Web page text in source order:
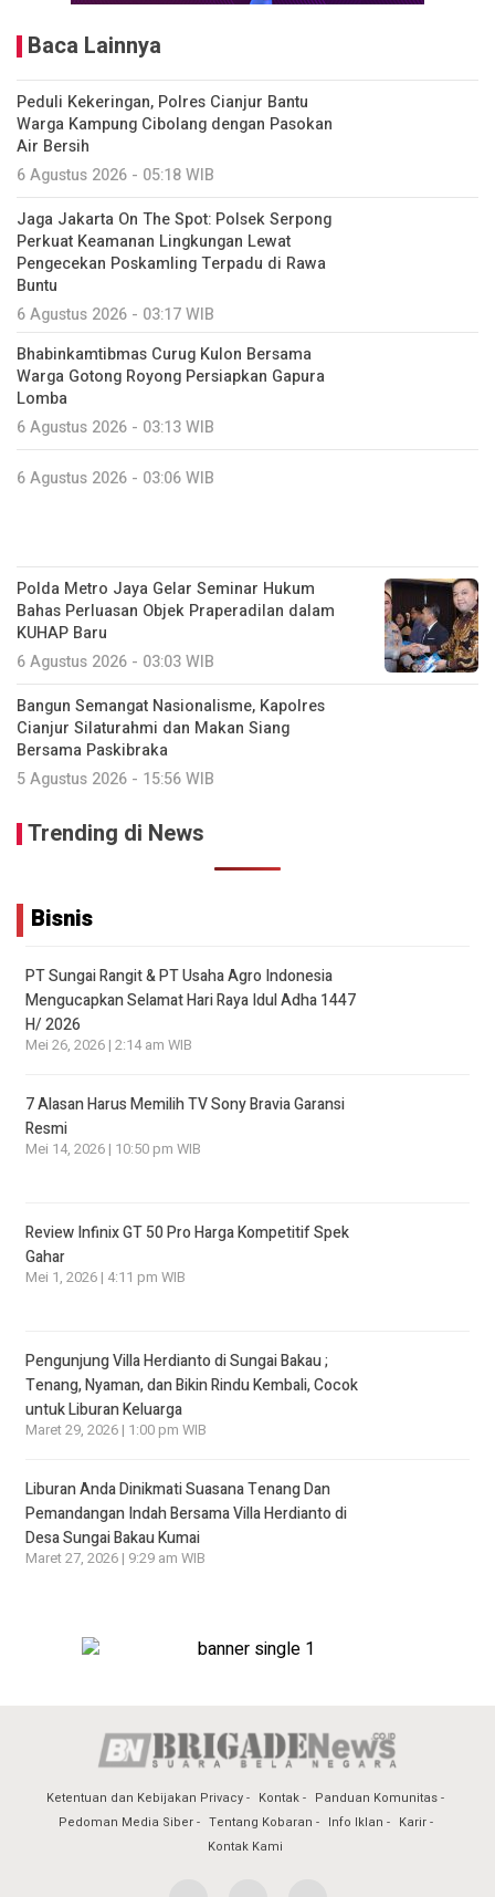
Baca Lainnya
Peduli Kekeringan, Polres Cianjur Bantu
Warga Kampung Cibolang dengan Pasokan
Air Bersih
6 Agustus 2026 - 05:18 WIB
Jaga Jakarta On The Spot: Polsek Serpong
Perkuat Keamanan Lingkungan Lewat
Pengecekan Poskamling Terpadu di Rawa
Buntu
6 Agustus 2026 - 03:17 WIB
Bhabinkamtibmas Curug Kulon Bersama
Warga Gotong Royong Persiapkan Gapura
Lomba
6 Agustus 2026 - 03:13 WIB
6 Agustus 2026 - 03:06 WIB
Polda Metro Jaya Gelar Seminar Hukum
Bahas Perluasan Objek Praperadilan dalam
KUHAP Baru
6 Agustus 2026 - 03:03 WIB
Bangun Semangat Nasionalisme, Kapolres
Cianjur Silaturahmi dan Makan Siang
Bersama Paskibraka
5 Agustus 2026 - 15:56 WIB
Trending di News
Bisnis
PT Sungai Rangit & PT Usaha Agro Indonesia
Mengucapkan Selamat Hari Raya Idul Adha 1447
H/ 2026
Mei 26, 2026 | 2:14 am WIB
7 Alasan Harus Memilih TV Sony Bravia Garansi
Resmi
Mei 14, 2026 | 10:50 pm WIB
Review Infinix GT 50 Pro Harga Kompetitif Spek
Gahar
Mei 1, 2026 | 4:11 pm WIB
Pengunjung Villa Herdianto di Sungai Bakau ;
Tenang, Nyaman, dan Bikin Rindu Kembali, Cocok
untuk Liburan Keluarga
Maret 29, 2026 | 1:00 pm WIB
Liburan Anda Dinikmati Suasana Tenang Dan
Pemandangan Indah Bersama Villa Herdianto di
Desa Sungai Bakau Kumai
Maret 27, 2026 | 9:29 am WIB
Ketentuan dan Kebijakan Privacy Kontak
Panduan Komunitas
Pedoman Media Siber
Tentang Kobaran Info Iklan
Karir
Kontak Kami